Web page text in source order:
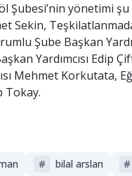
Şubesi’nin yönetimi
Sekin,
Şube Başkan
Yardımcısı Edip
Mehmet Korkutata,
Tokay.
# bilal arslan #